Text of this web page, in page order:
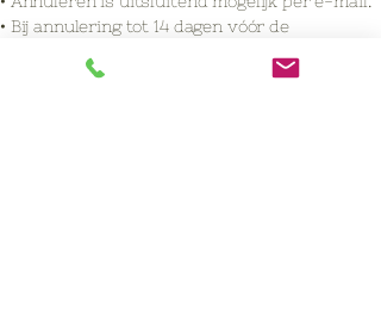
• Bij annulering tot 14 dagen vóór de
aanbetaling van 15% verschuldigd.